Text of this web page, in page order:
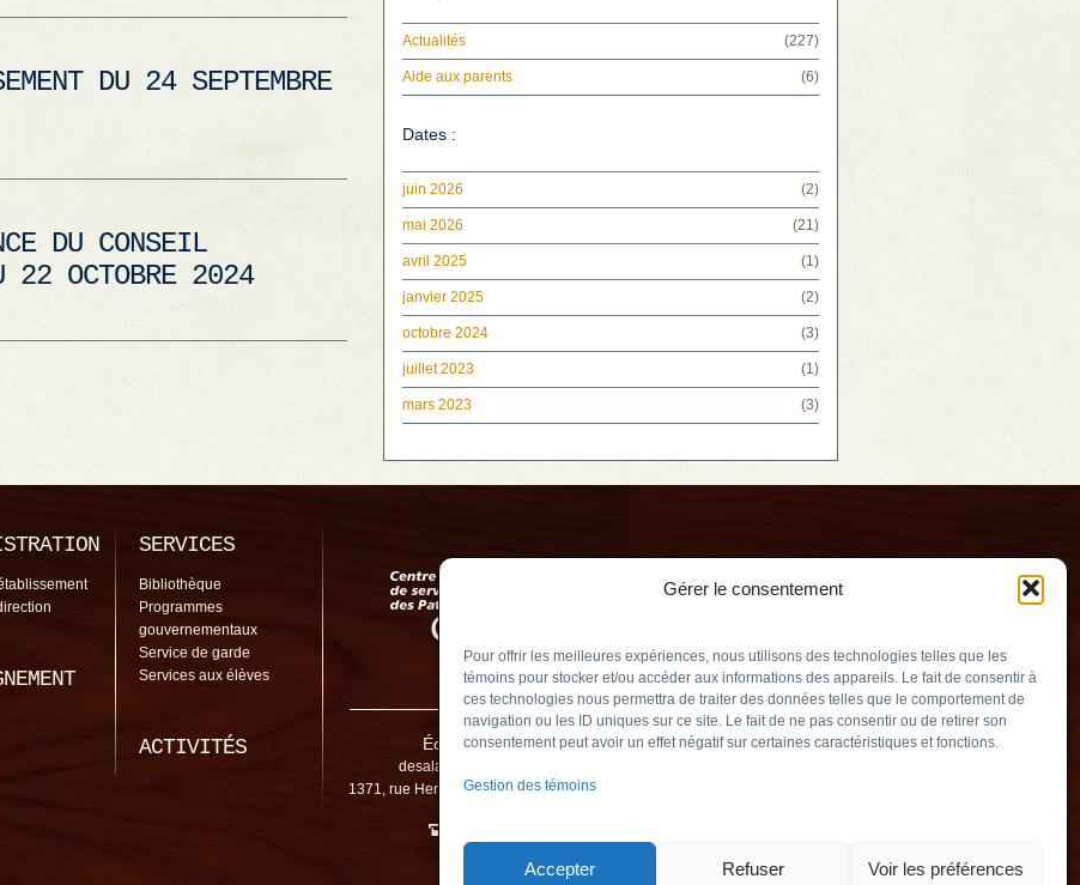
Gérer le consentement
Pour offrir les meilleures expériences, nous utilisons des technologies telles que les
témoins pour stocker et/ou accéder aux informations des appareils. Le fait de consentir à
ces technologies nous permettra de traiter des données telles que le comportement de
navigation ou les ID uniques sur ce site. Le fait de ne pas consentir ou de retirer son
consentement peut avoir un effet négatif sur certaines caractéristiques et fonctions.
Gestion des témoins
Accepter Refuser Voir les préférences
DU 24 SEPTEMBRE
DU CONSEIL
22 OCTOBRE 2024
Actualités (227)
Aide aux parents (6)
Dates :
juin 2026 (2)
mai 2026 (21)
avril 2025 (1)
janvier 2025 (2)
octobre 2024 (3)
juillet 2023 (1)
mars 2023 (3)
SERVICES
Bibliothèque
Programmes
gouvernementaux
Service de garde
Services aux élèves
ACTIVITÉS École De Salaberry
desalaberry@cssp.gouv.qc.ca
1371, rue Hertel, Chambly (Québec) J3L 2M5